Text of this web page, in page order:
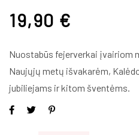
19,90 €
Nuostabūs fejerverkai įvairiom
Naujųjų metų išvakarėm,
jubiliejams ir kitom šventėms.